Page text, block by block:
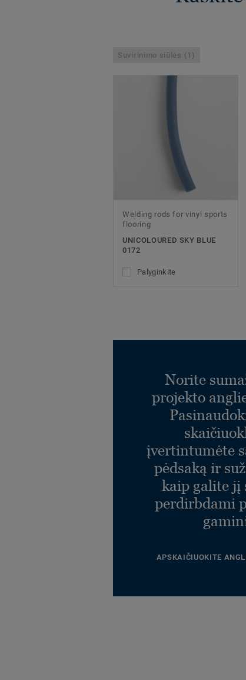
Suvirinimo siūlės (1)
Welding rods for vinyl sports
flooring
UNICOLOURED SKY BLUE
0172
Palyginkite
Norite
projekto
įvertintumėte
pėdsaką ir
kaip galite jį
perdirbdami
APSKAIČIUOKITE